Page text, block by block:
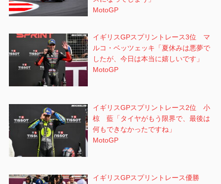
MotoGP
イギリスGPスプリントレース3位 マ
ルコ・ベッツェッキ「夏休みは悪夢で
したが、今日は本当に嬉しいです」
MotoGP
イギリスGPスプリントレース2位 小
椋 藍「タイヤがもう限界で、最後は
何もできなかったですね」
MotoGP
イギリスGPスプリントレース優勝